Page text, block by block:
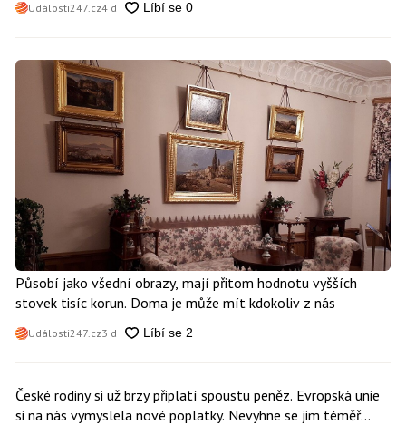
Události247.cz4 d
Působí jako všední obrazy, mají přitom hodnotu vyšších
stovek tisíc korun. Doma je může mít kdokoliv z nás
Události247.cz3 d
České rodiny si už brzy připlatí spoustu peněz. Evropská unie
si na nás vymyslela nové poplatky. Nevyhne se jim téměř